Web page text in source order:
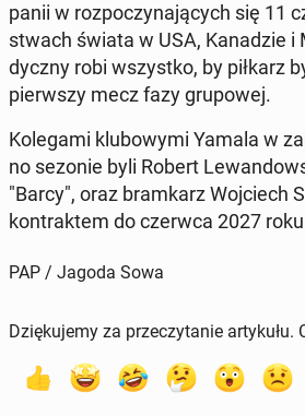
pa­nii w roz­po­czy­na­ją­cych się 11
stwach świata w USA, Ka­na­dzie
dycz­ny robi wszyst­ko, by piłkarz
pierw­szy mecz fazy gru­po­wej.
Ko­le­ga­mi klu­bo­wy­mi Yamala w
no sezonie byli Robert
"Barcy", oraz bram­karz Woj­ciech
kon­trak­tem do czerwca 2027
PAP / Jagoda Sowa
Dziękujemy za przeczytanie artykułu.